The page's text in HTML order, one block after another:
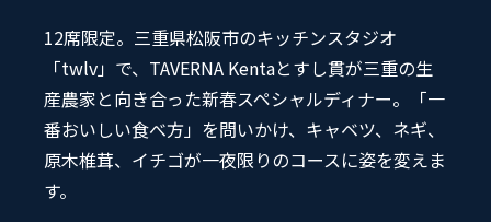
12席限定。三重県松阪市のキッチンスタジオ
「twlv」で、TAVERNA Kentaとすし貫が三重の生
産農家と向き合った新春スペシャルディナー。「一
番おいしい食べ方」を問いかけ、キャベツ、ネギ、
原木椎茸、イチゴが一夜限りのコースに姿を変えま
す。